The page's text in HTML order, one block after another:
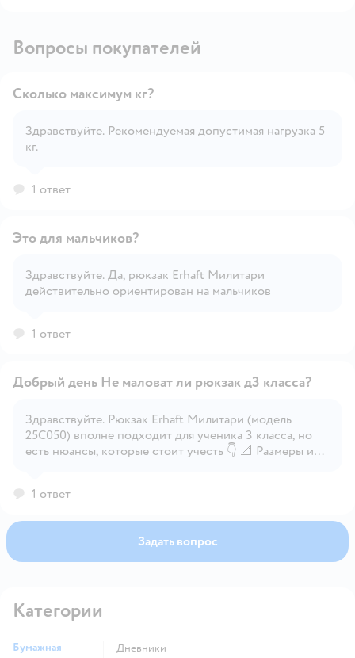
Вопросы покупателей
Сколько максимум кг?
Здравствуйте. Рекомендуемая допустимая нагрузка 5
кг.
1 ответ
Открыть вопрос
Это для мальчиков?
Здравствуйте. Да, рюкзак Erhaft Милитари
действительно ориентирован на мальчиков
1 ответ
Открыть вопрос
Добрый день Не маловат ли рюкзак д3 класса?
Здравствуйте. Рюкзак Erhaft Милитари (модель
25C050) вполне подходит для ученика 3 класса, но
есть нюансы, которые стоит учесть 👇 📐 Размеры и
боковые карманы Рекомендован для возраста: 7–12
1 ответ
Задать вопрос
Категории
Бумажная
Дневники